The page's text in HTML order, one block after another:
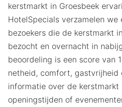
kerstmarkt in Groesbeek
HotelSpecials verzamelen we
bezoekers die de kerstmarkt
bezocht en overnacht in
beoordeling is een score van
netheid, comfort, gastvrijheid
informatie over de kerstmarkt
openingstijden of